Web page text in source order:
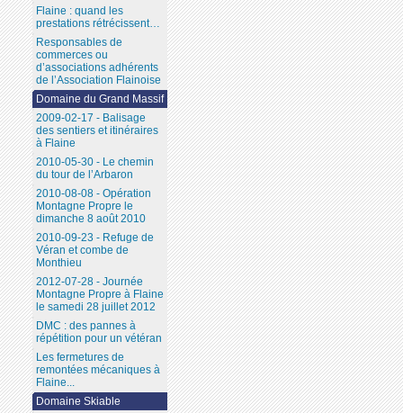
Flaine : quand les
prestations rétrécissent…
Responsables de
commerces ou
d’associations adhérents
de l’Association Flainoise
Domaine du Grand Massif
2009-02-17 - Balisage
des sentiers et itinéraires
à Flaine
2010-05-30 - Le chemin
du tour de l’Arbaron
2010-08-08 - Opération
Montagne Propre le
dimanche 8 août 2010
2010-09-23 - Refuge de
Véran et combe de
Monthieu
2012-07-28 - Journée
Montagne Propre à Flaine
le samedi 28 juillet 2012
DMC : des pannes à
répétition pour un vétéran
Les fermetures de
remontées mécaniques à
Flaine...
Domaine Skiable